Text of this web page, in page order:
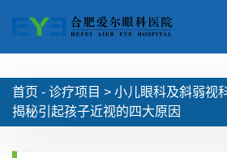
首页 - 诊疗项目 > 小儿眼科及斜弱视
揭秘引起孩子近视的四大原因